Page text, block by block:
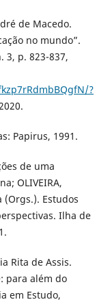
de Macedo.
no mundo”.
3, p. 823-837,
?
Papirus, 1991.
de uma
OLIVEIRA,
(Orgs.). Estudos
Ilha de
Rita de Assis.
para além do
em Estudo,